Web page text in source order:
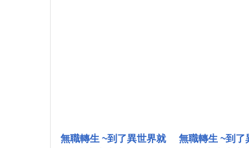
無職轉生 ~到了異世界就
無職轉生 ~到了